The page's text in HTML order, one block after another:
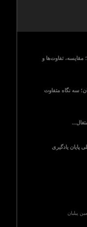
مقایسه، تفاوت‌ها و
سه نگاه متفاوت
پایان یادگیری